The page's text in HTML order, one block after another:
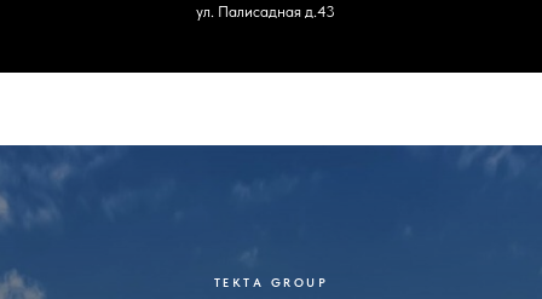
ул. Палисадная д.43
ТЕКТА GROUP